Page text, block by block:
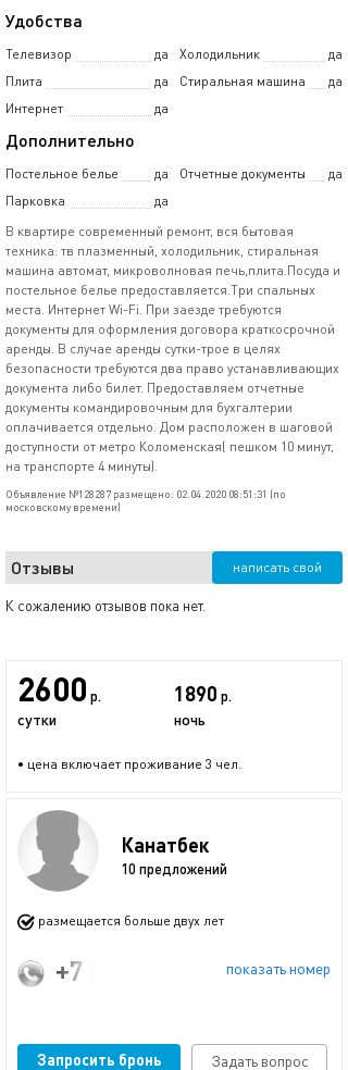
Удобства
Телевизор да Холодильник
да
Плита
да Стиральная машина
да
Интернет
да
Дополнительно
Постельное белье да Отчетные документы
да
Парковка
да
В квартире современный ремонт, вся бытовая
техника: тв плазменный, холодильник, стиральная
машина автомат, микроволновая печь,плита.Посуда и
постельное белье предоставляется.Три спальных
места. Интернет Wi-Fi. При заезде требуются
документы для оформления договора краткосрочной
аренды. В случае аренды сутки-трое в целях
безопасности требуются два право устанавливающих
документа либо билет. Предоставляем отчетные
документы командировочным для бухгалтерии
оплачивается отдельно. Дом расположен в шаговой
доступности от метро Коломенская( пешком 10 минут,
на транспорте 4 минуты).
Объявление №128287 размещено: 02.04.2020 08:51:31 (по
московскому времени)
Отзывы написать свой
К сожалению отзывов пока нет.
2600 р.
сутки
1890 р.
ночь
• цена включает проживание 3 чел.
Канатбек
10 предложений
размещается больше двух лет
показать номер
+7 (936) 000-62-57
Запросить бронь Задать вопрос